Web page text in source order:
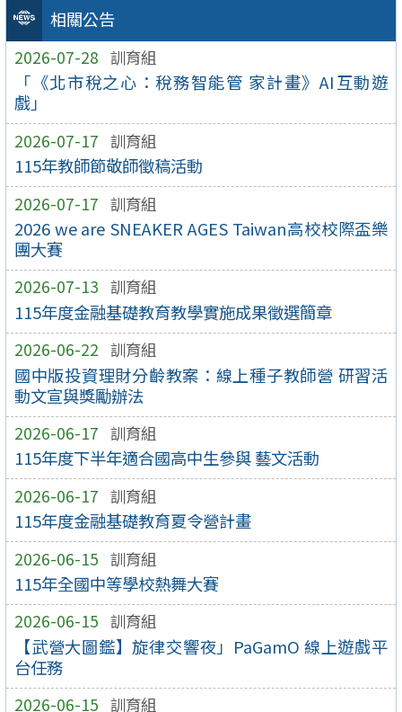
相關公告
2026-07-28 訓育組
「《北市稅之心：稅務智能管 家計畫》AI互動遊
戲」
2026-07-17 訓育組
115年教師節敬師徵稿活動
2026-07-17 訓育組
2026 we are SNEAKER AGES Taiwan高校校際盃樂
團大賽
2026-07-13 訓育組
115年度金融基礎教育教學實施成果徵選簡章
2026-06-22 訓育組
國中版投資理財分齡教案：線上種子教師營 研習活
動文宣與獎勵辦法
2026-06-17 訓育組
115年度下半年適合國高中生參與 藝文活動
2026-06-17 訓育組
115年度金融基礎教育夏令營計畫
2026-06-15 訓育組
115年全國中等學校熱舞大賽
2026-06-15 訓育組
【武營大圖鑑】旋律交響夜」PaGamO 線上遊戲平
台任務
2026-06-15 訓育組